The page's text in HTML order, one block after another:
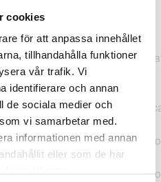
cookies
för att anpassa innehållet
tillhandahålla funktioner
vår trafik. Vi
identifierare och annan
de sociala medier och
vi samarbetar med.
informationen med annan
eller som de har
is not a
_next/static/chunks/pages/
at Array.map
_next/static/chunks/pages/
at lk
_next/static/chunks/
at i
_next/static/chunks/